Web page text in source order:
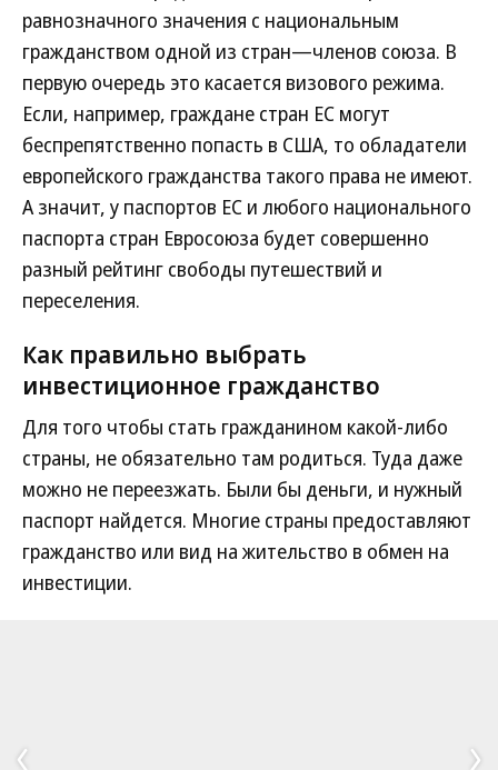
равнозначного значения с национальным
гражданством одной из стран—членов союза. В
первую очередь это касается визового режима.
Если, например, граждане стран ЕС могут
беспрепятственно попасть в США, то обладатели
европейского гражданства такого права не имеют.
А значит, у паспортов ЕС и любого национального
паспорта стран Евросоюза будет совершенно
разный рейтинг свободы путешествий и
переселения.
Как правильно выбрать
инвестиционное гражданство
Для того чтобы стать гражданином какой-либо
страны, не обязательно там родиться. Туда даже
можно не переезжать. Были бы деньги, и нужный
паспорт найдется. Многие страны предоставляют
гражданство или вид на жительство в обмен на
инвестиции.